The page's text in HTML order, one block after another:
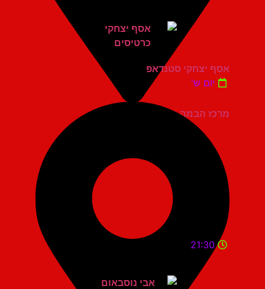
מרכז הבמה גני תקווה
אסף יצחקי סטנדאפ
יום ש'
21:30